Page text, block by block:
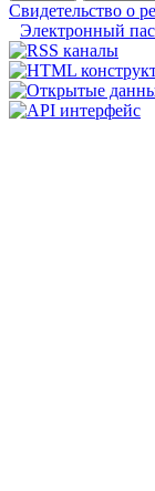
Свидетельство о
Электронный